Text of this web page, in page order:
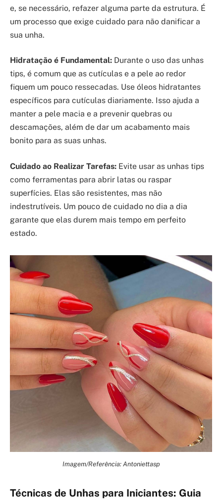
e, se necessário, refazer alguma parte da estrutura. É
um processo que exige cuidado para não danificar a
sua unha.
Hidratação é Fundamental: Durante o uso das unhas
tips, é comum que as cutículas e a pele ao redor
fiquem um pouco ressecadas. Use óleos hidratantes
específicos para cutículas diariamente. Isso ajuda a
manter a pele macia e a prevenir quebras ou
descamações, além de dar um acabamento mais
bonito para as suas unhas.
Cuidado ao Realizar Tarefas: Evite usar as unhas tips
como ferramentas para abrir latas ou raspar
superfícies. Elas são resistentes, mas não
indestrutíveis. Um pouco de cuidado no dia a dia
garante que elas durem mais tempo em perfeito
estado.
Imagem/Referência: Antoniettasp
Técnicas de Unhas para Iniciantes: Guia